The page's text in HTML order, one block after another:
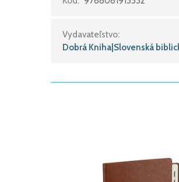
Vydavateľstvo:
Dobrá Kniha|Slovenská